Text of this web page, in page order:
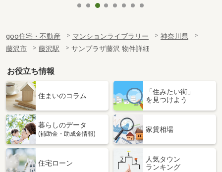
goo住宅・不動産 マンションライブラリー
神奈川県
藤沢市
藤沢駅 サンプラザ藤沢 物件詳細
お役立ち情報
住まいのコラム
「住みたい街」
を見つけよう
暮らしのデータ
(補助金・助成金情報)
家賃相場
住宅ローン
人気タウン
ランキング